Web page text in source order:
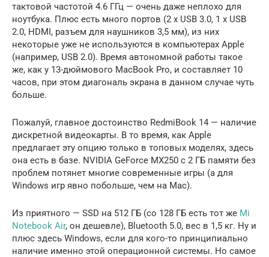
тактовой частотой 4.6 ГГц — очень даже неплохо для
ноутбука. Плюс есть много портов (2 x USB 3.0, 1 x USB
2.0, HDMI, разъем для наушников 3,5 мм), из них
некоторые уже не используются в компьютерах Apple
(например, USB 2.0). Время автономной работы такое
же, как у 13-дюймового MacBook Pro, и составляет 10
часов, при этом диагональ экрана в данном случае чуть
больше.
Пожалуй, главное достоинство RedmiBook 14 — наличие
дискретной видеокарты. В то время, как Apple
предлагает эту опцию только в топовых моделях, здесь
она есть в базе. NVIDIA GeForce MX250 с 2 ГБ памяти без
проблем потянет многие современные игры (а для
Windows игр явно побольше, чем на Mac).
Из приятного — SSD на 512 ГБ (со 128 ГБ есть тот же Mi
Notebook Air, он дешевле), Bluetooth 5.0, вес в 1,5 кг. Ну и
плюс здесь Windows, если для кого-то принципиально
наличие именно этой операционной системы. Но самое